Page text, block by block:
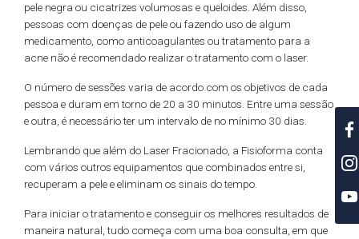
pele negra ou cicatrizes volumosas e queloides. Além disso,
pessoas com doenças de pele ou fazendo uso de algum
medicamento, como anticoagulantes ou tratamento para a
acne não é recomendado realizar o tratamento com o laser.
O número de sessões varia de acordo com os objetivos de cada
pessoa e duram em torno de 20 a 30 minutos. Entre uma sessão
e outra, é necessário ter um intervalo de no mínimo 30 dias.
Lembrando que além do Laser Fracionado, a Fisioforma conta
com vários outros equipamentos que combinados entre si,
recuperam a pele e eliminam os sinais do tempo.
Para iniciar o tratamento e conseguir os melhores resultados de
maneira natural, tudo começa com uma boa consulta, em que